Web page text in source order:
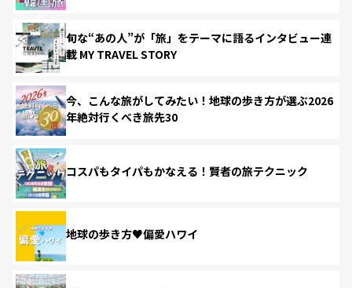
旬な“あの人”が「旅」をテーマに語るインタビュー連
載 MY TRAVEL STORY
今、こんな旅がしてみたい！地球の歩き方が選ぶ2026
年絶対行くべき旅先30
コスパもタイパもかなえる！賢者の旅テクニック
地球の歩き方♥偏愛ハワイ